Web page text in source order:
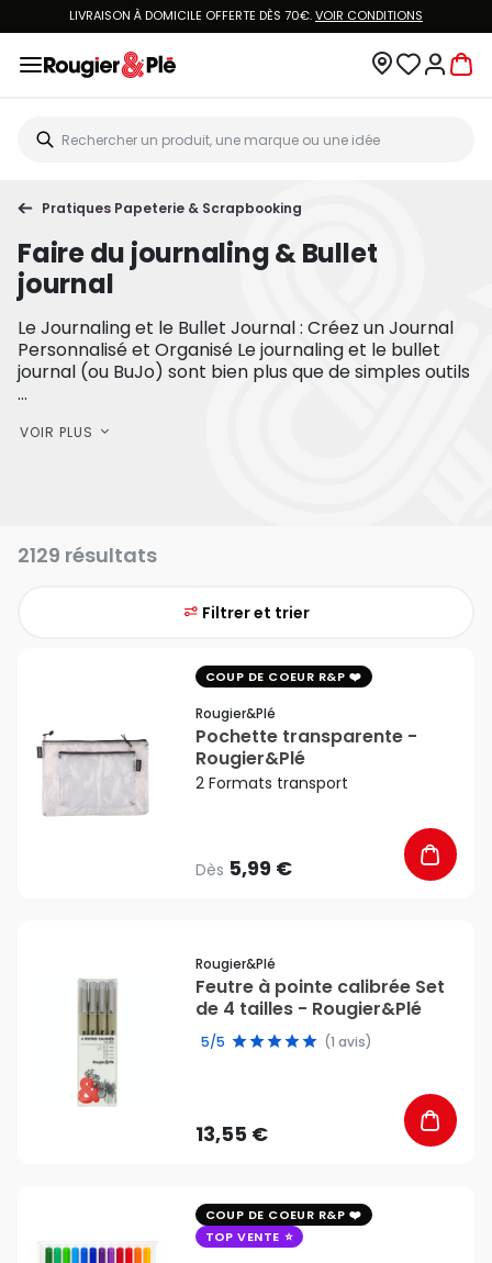
LIVRAISON À DOMICILE OFFERTE DÈS 70€.VOIR CONDITIONS
Pratiques Papeterie & Scrapbooking
Faire du journaling & Bullet
journal
Le Journaling et le Bullet Journal : Créez un Journal
Personnalisé et Organisé Le journaling et le bullet
journal (ou BuJo) sont bien plus que de simples outils
...
VOIR PLUS
2129 résultats
Filtrer et trier
COUP DE COEUR R&P
Rougier&plé
Pochette transparente -
Rougier&Plé
2 Formats transport
Dès 5,99 €
Rougier&plé
Feutre à pointe calibrée Set
de 4 tailles - Rougier&Plé
5/5 (1 avis)
13,55 €
COUP DE COEUR R&P
TOP VENTE